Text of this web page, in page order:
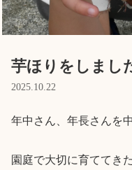
ホーム
プラ
芋ほりをしまし
2025.10.22
年中さん、年長さんを
園庭で大切に育ててき